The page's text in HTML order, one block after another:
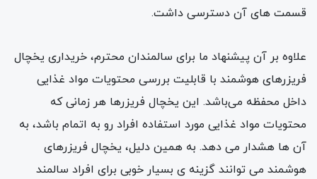
قسمت های آن دسترسی داشت.
علاوه بر آن پیشنهاد ما برای سالمندان محترم، خریداری یخچال
فریزرهای هوشمند با قابلیت بررسی محتویات مواد غذایی
داخل محفظه می‌باشد. این یخچال فریزرها هر زمانی که
محتویات مواد غذایی مورد استفاده افراد رو به اتمام باشد، به
آن ها هشدار می دهد. به همین دلیل، یخچال فریزرهای
هوشمند می توانند گزینه ی بسیار خوبی برای افراد سالمند